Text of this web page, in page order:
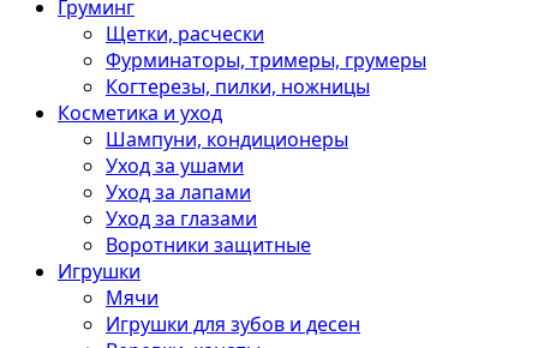
Груминг
Щетки, расчески
Фурминаторы, тримеры, грумеры
Когтерезы, пилки, ножницы
Косметика и уход
Шампуни, кондиционеры
Уход за ушами
Уход за лапами
Уход за глазами
Воротники защитные
Игрушки
Мячи
Игрушки для зубов и десен